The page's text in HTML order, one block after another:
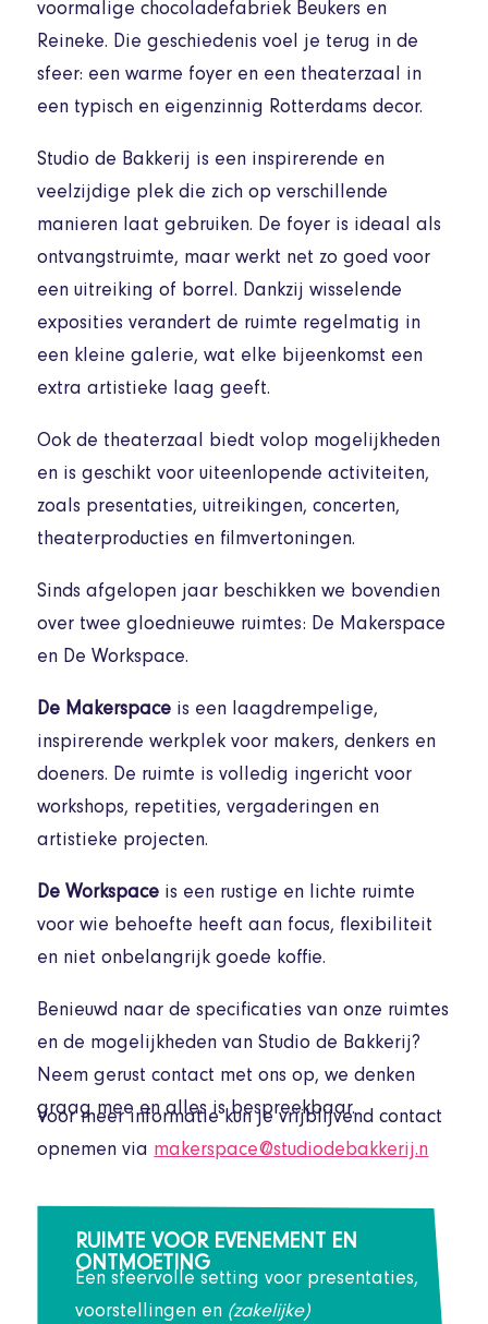
voormalige chocoladefabriek Beukers en
Reineke. Die geschiedenis voel je terug in de
sfeer: een warme foyer en een theaterzaal in
een typisch en eigenzinnig Rotterdams decor.
Studio de Bakkerij is een inspirerende en
veelzijdige plek die zich op verschillende
manieren laat gebruiken. De foyer is ideaal als
ontvangstruimte, maar werkt net zo goed voor
een uitreiking of borrel. Dankzij wisselende
exposities verandert de ruimte regelmatig in
een kleine galerie, wat elke bijeenkomst een
extra artistieke laag geeft.
Ook de theaterzaal biedt volop mogelijkheden
en is geschikt voor uiteenlopende activiteiten,
zoals presentaties, uitreikingen, concerten,
theaterproducties en filmvertoningen.
Sinds afgelopen jaar beschikken we bovendien
over twee gloednieuwe ruimtes: De Makerspace
en De Workspace.
De Makerspace is een laagdrempelige,
inspirerende werkplek voor makers, denkers en
doeners. De ruimte is volledig ingericht voor
workshops, repetities, vergaderingen en
artistieke projecten.
De Workspace is een rustige en lichte ruimte
voor wie behoefte heeft aan focus, flexibiliteit
en niet onbelangrijk goede koffie.
Benieuwd naar de specificaties van onze ruimtes
en de mogelijkheden van Studio de Bakkerij?
Neem gerust contact met ons op, we denken
graag mee en alles is bespreekbaar.
Voor meer informatie kun je vrijblijvend contact
opnemen viamakerspace@studiodebakkerij.n
RUIMTE VOOR EVENEMENT EN
ONTMOETING
Een sfeervolle setting voor presentaties,
voorstellingen en (zakelijke)